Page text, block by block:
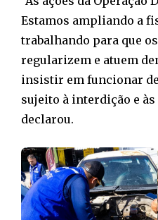
Estamos ampliando a
trabalhando para que
regularizem e atuem
insistir em funcionar
sujeito à interdição e às
declarou.